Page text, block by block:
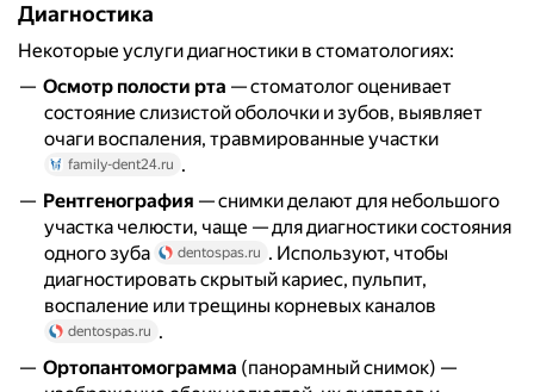
Диагностика
Некоторые услуги диагностики в стоматологиях:
Осмотр полости рта — стоматолог оценивает
состояние слизистой оболочки и зубов, выявляет
очаги воспаления, травмированные участки
family-dent24.ru .
Рентгенография — снимки делают для небольшого
участка челюсти, чаще — для диагностики состояния
одного зуба
dentospas.ru . Используют, чтобы
диагностировать скрытый кариес, пульпит,
воспаление или трещины корневых каналов
dentospas.ru .
Ортопантомограмма (панорамный снимок) —